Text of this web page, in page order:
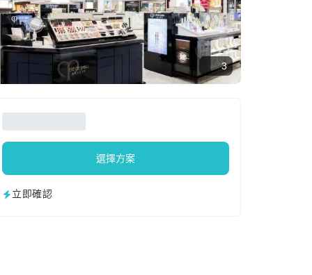
3
選擇方案
立即確認